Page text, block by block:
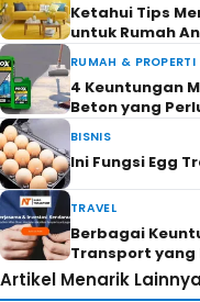
Ketahui Tips
untuk Rumah
RUMAH & PROPERTI
4 Keuntungan
Beton yang
BISNIS
Ini Fungsi Egg
TRAVEL
Berbagai
Transport yang
Artikel Menarik Lainnya